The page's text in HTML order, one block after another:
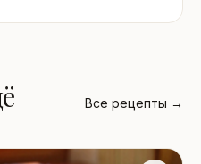
Все рецепты →